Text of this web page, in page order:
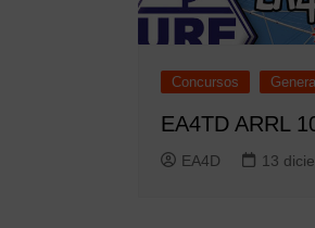
Concursos General
EA4TD ARRL
EA4D 13